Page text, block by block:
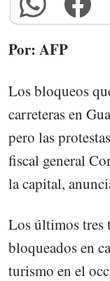
Por: AFP
Los bloqueos
carreteras en
pero las
fiscal general
la capital,
Los últimos tres
bloqueados en
turismo en el